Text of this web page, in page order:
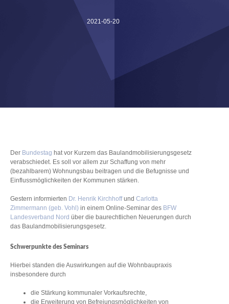
2021-05-20
Der Bundestag hat vor Kurzem das Baulandmobilisierungsgesetz
verabschiedet. Es soll vor allem zur Schaffung von mehr
(bezahlbarem) Wohnungsbau beitragen und die Befugnisse und
Einflussmöglichkeiten der Kommunen stärken.
Gestern informierten Dr. Henrik Kirchhoffund Carlotta
Zimmermann (geb. Vohl) in einem Online-Seminar des BFW
Landesverband Nord über die baurechtlichen Neuerungen durch
das Baulandmobilisierungsgesetz.
Schwerpunkte des Seminars
Hierbei standen die Auswirkungen auf die Wohnbaupraxis
insbesondere durch
die Stärkung kommunaler Vorkaufsrechte,
die Erweiterung von Befreiungsmöglichkeiten von